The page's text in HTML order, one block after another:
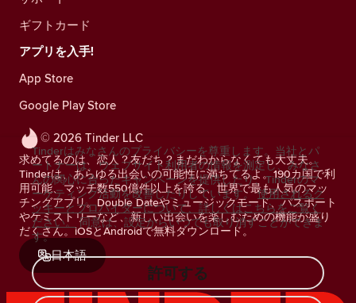
© 2026 Tinder LLC
求めてるのは、恋人？友だち？まだわからなくても大丈夫。
Tinderは、あらゆる出会いの可能性に満ちてるよ。190カ国で利
用可能、マッチ数550億件以上を誇る、世界で最も人気のマッ
チングアプリ。Double Dateやミュージックモード、パスポート
やケミストリーなど、新しい出会いを楽しむための機能が盛り
だくさん。iOSとAndroidで無料ダウンロード。
日本語
ギフトカード
アプリを入手!
App Store
Google Play Store
Tinderはみなさんのプライバシーを尊重します。当社とパ
ートナーは、ウェブサイト利用者の情報を測定し、みなさ
んの関心に合ったキャンペーンを提供したり、Tinderのマ
ーケティング活動を改善したりしています。 使用されるク
ッキーとプロバイダーについて、詳しくはこちらをご覧く
ださい。 同意は、設定からいつでも取り消すことができま
す。
許可する